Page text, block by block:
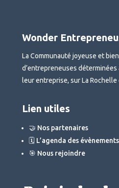
Wonder
La Communauté joyeuse et
d’entrepreneuses déterminées
leur entreprise, sur La
Lien utiles
🤝 Nos partenaires
🗓 L’agenda des évènements
🎯 Nous rejoindre